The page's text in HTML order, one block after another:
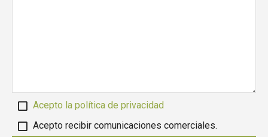
Acepto la política de privacidad
Acepto recibir comunicaciones comerciales.